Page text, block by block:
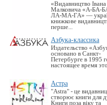
«Видавництво Івана
Малковича «А-БА-
ЛА-МА-ГА» —
книжкове
перше...
Азбука-классика
Издательство
основано в Санкт-
Петербурге в 1995
настоящее время
Астра
"Astra" - це
створює книги для
Книги поза віку та